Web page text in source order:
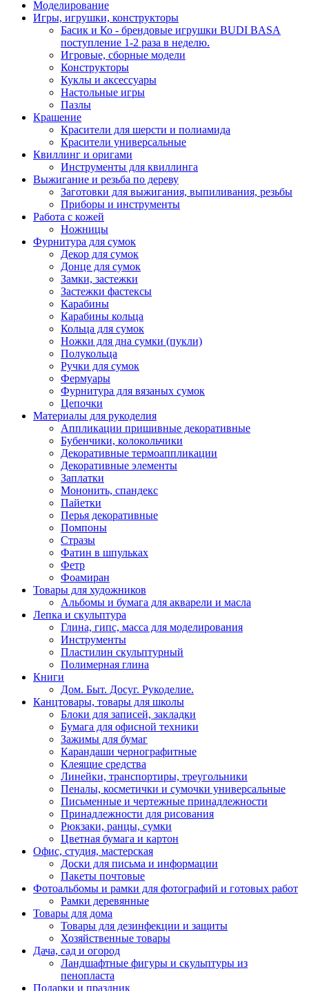
Моделирование
Игры, игрушки, конструкторы
Басик и Ко - брендовые игрушки BUDI BASA
поступление 1-2 раза в неделю.
Игровые, сборные модели
Конструкторы
Куклы и аксессуары
Настольные игры
Пазлы
Крашение
Красители для шерсти и полиамида
Красители универсальные
Квиллинг и оригами
Инструменты для квиллинга
Выжигание и резьба по дереву
Заготовки для выжигания, выпиливания, резьбы
Приборы и инструменты
Работа с кожей
Ножницы
Фурнитура для сумок
Декор для сумок
Донце для сумок
Замки, застежки
Застежки фастексы
Карабины
Карабины кольца
Кольца для сумок
Ножки для дна сумки (пукли)
Полукольца
Ручки для сумок
Фермуары
Фурнитура для вязаных сумок
Цепочки
Материалы для рукоделия
Аппликации пришивные декоративные
Бубенчики, колокольчики
Декоративные термоаппликации
Декоративные элементы
Заплатки
Мононить, спандекс
Пайетки
Перья декоративные
Помпоны
Стразы
Фатин в шпульках
Фетр
Фоамиран
Товары для художников
Альбомы и бумага для акварели и масла
Лепка и скульптура
Глина, гипс, масса для моделирования
Инструменты
Пластилин скульптурный
Полимерная глина
Книги
Дом. Быт. Досуг. Рукоделие.
Канцтовары, товары для школы
Блоки для записей, закладки
Бумага для офисной техники
Зажимы для бумаг
Карандаши чернографитные
Клеящие средства
Линейки, транспортиры, треугольники
Пеналы, косметички и сумочки универсальные
Письменные и чертежные принадлежности
Принадлежности для рисования
Рюкзаки, ранцы, сумки
Цветная бумага и картон
Офис, студия, мастерская
Доски для письма и информации
Пакеты почтовые
Фотоальбомы и рамки для фотографий и готовых работ
Рамки деревянные
Товары для дома
Товары для дезинфекции и защиты
Хозяйственные товары
Дача, сад и огород
Ландшафтные фигуры и скульптуры из
пенопласта
Подарки и праздник